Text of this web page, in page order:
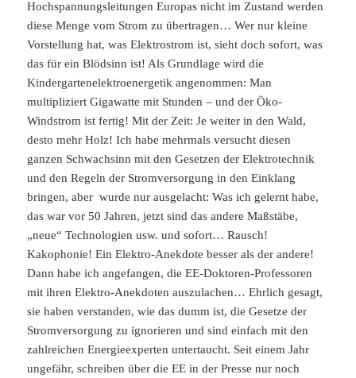
Hochspannungsleitungen Europas nicht im Zustand werden
diese Menge vom Strom zu übertragen… Wer nur kleine
Vorstellung hat, was Elektrostrom ist, sieht doch sofort, was
das für ein Blödsinn ist! Als Grundlage wird die
Kindergartenelektroenergetik angenommen: Man
multipliziert Gigawatte mit Stunden – und der Öko-
Windstrom ist fertig! Mit der Zeit: Je weiter in den Wald,
desto mehr Holz! Ich habe mehrmals versucht diesen
ganzen Schwachsinn mit den Gesetzen der Elektrotechnik
und den Regeln der Stromversorgung in den Einklang
bringen, aber wurde nur ausgelacht: Was ich gelernt habe,
das war vor 50 Jahren, jetzt sind das andere Maßstäbe,
„neue“ Technologien usw. und sofort… Rausch!
Kakophonie! Ein Elektro-Anekdote besser als der andere!
Dann habe ich angefangen, die EE-Doktoren-Professoren
mit ihren Elektro-Anekdoten auszulachen… Ehrlich gesagt,
sie haben verstanden, wie das dumm ist, die Gesetze der
Stromversorgung zu ignorieren und sind einfach mit den
zahlreichen Energieexperten untertaucht. Seit einem Jahr
ungefähr, schreiben über die EE in der Presse nur noch